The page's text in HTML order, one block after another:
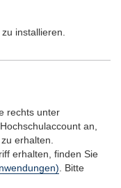
installieren.
rechts unter
an,
erhalten.
erhalten, finden Sie
. Bitte